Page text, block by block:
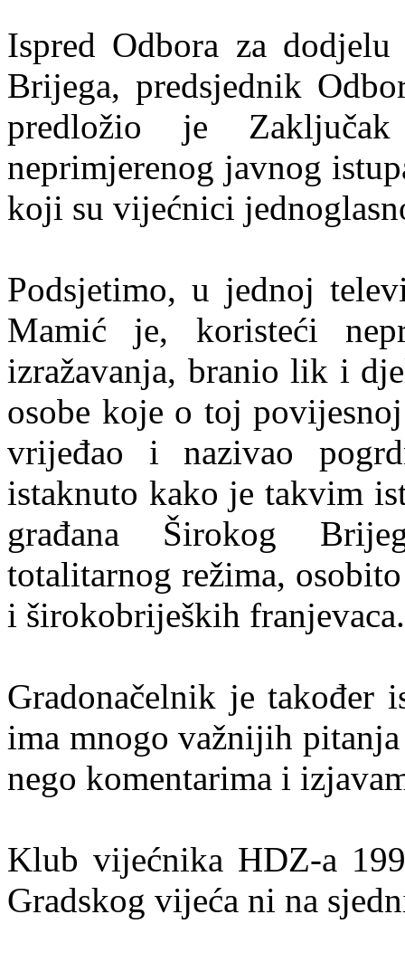
Ispred Odbora za
Brijega, predsjednik
predložio je
neprimjerenog javnog
koji su vijećnici
Podsjetimo, u jednoj
Mamić je, koristeći
izražavanja, branio lik i
osobe koje o toj
vrijeđao i nazivao
istaknuto kako je takvim
građana Širokog
totalitarnog režima,
i širokobrijeških franjevaca.
Gradonačelnik je također
ima mnogo važnijih
nego komentarima i
Klub vijećnika HDZ-a
Gradskog vijeća ni na